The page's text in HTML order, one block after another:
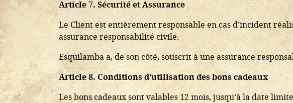
Article 7. Sécurité et Assurance
Le Client est entièrement responsable en cas d’incident
assurance responsabilité civile.
Esquilamba a, de son côté, souscrit à une assurance
Article 8. Conditions d’utilisation des bons cadeaux
Les bons cadeaux sont valables 12 mois, jusqu’à la date